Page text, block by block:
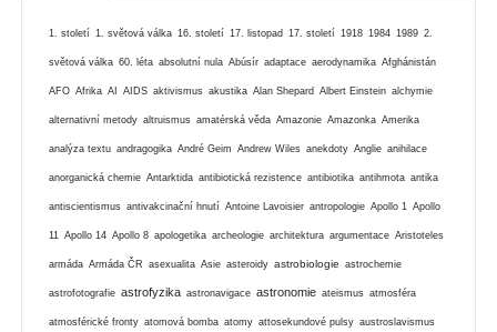
1. století 1. světová válka 16. století 17. listopad 17. století 1918 1984 1989 2.
světová válka 60. léta absolutní nula Abúsír adaptace aerodynamika Afghánistán
AFO Afrika AI AIDS aktivismus akustika Alan Shepard Albert Einstein alchymie
alternativní metody altruismus amatérská věda Amazonie Amazonka Amerika
analýza textu andragogika André Geim Andrew Wiles anekdoty Anglie anihilace
anorganická chemie Antarktida antibiotická rezistence antibiotika antihmota antika
antiscientismus antivakcinační hnutí Antoine Lavoisier antropologie Apollo 1 Apollo
11 Apollo 14 Apollo 8 apologetika archeologie architektura argumentace Aristoteles
armáda Armáda ČR asexualita Asie asteroidy astrobiologie astrochemie
astrofotografie astrofyzika astronavigace astronomie ateismus atmosféra
atmosférické fronty atomová bomba atomy attosekundové pulsy austroslavismus